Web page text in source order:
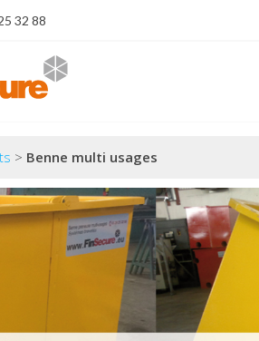
32 88
> Benne multi usages